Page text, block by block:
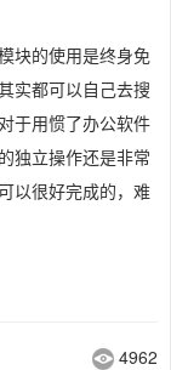
块的使用是终身免
实都可以自己去搜
于用惯了办公软件
独立操作还是非常
以很好完成的，难
4962